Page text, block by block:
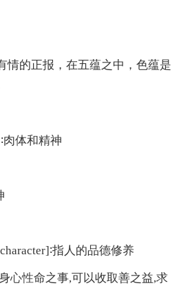
的正报，在五蕴之中，色蕴是
体和精神
指人的品德修养
心性命之事,可以收取善之益,求